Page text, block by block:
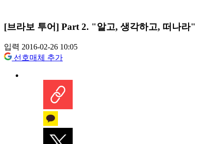
[브라보 투어] Part 2. "알고, 생각하고, 떠나라"
입력 2016-02-26 10:05
선호매체 추가